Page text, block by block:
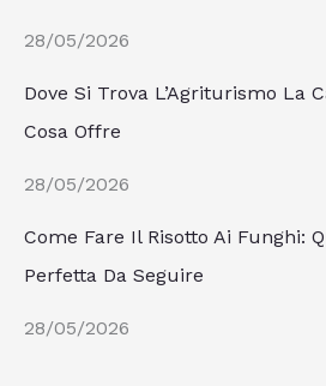
28/05/2026
Dove Si Trova L’Agriturismo La
Cosa Offre
28/05/2026
Come Fare Il Risotto Ai Funghi:
Perfetta Da Seguire
28/05/2026